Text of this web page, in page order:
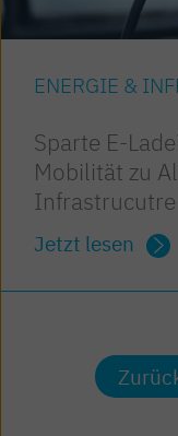
ENERGIE &
Sparte E-
Mobilität zu
Infrastrucutre
Jetzt lesen